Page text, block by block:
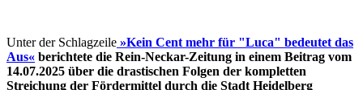
Unter der Schlagzeile »Kein Cent mehr für "Luca" bedeutet das
Aus« berichtete die Rein-Neckar-Zeitung in einem Beitrag vom
14.07.2025 über die drastischen Folgen der kompletten
Streichung der Fördermittel durch die Stadt Heidelberg